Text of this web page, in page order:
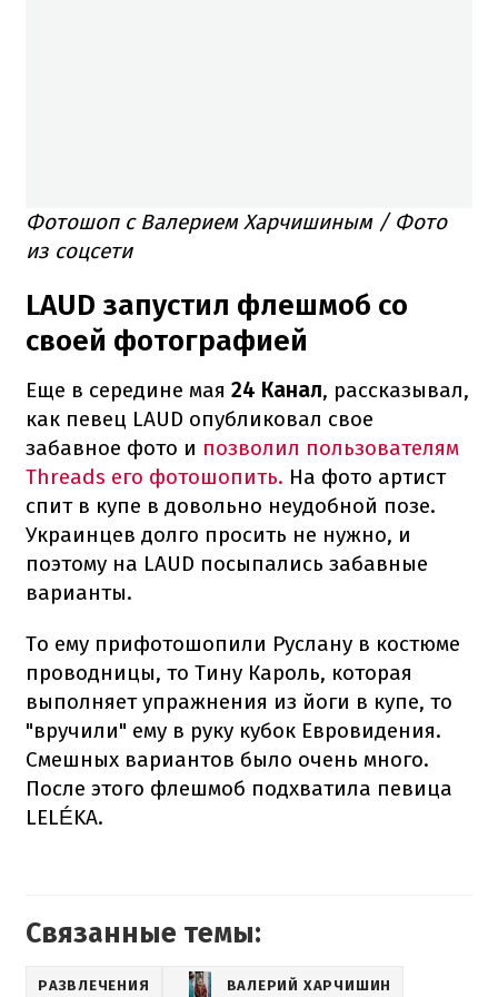
Фотошоп с Валерием Харчишиным / Фото
из соцсети
LAUD запустил флешмоб со
своей фотографией
Еще в середине мая 24 Канал, рассказывал,
как певец LAUD опубликовал свое
забавное фото и позволил пользователям
Threads его фотошопить. На фото артист
спит в купе в довольно неудобной позе.
Украинцев долго просить не нужно, и
поэтому на LAUD посыпались забавные
варианты.
То ему прифотошопили Руслану в костюме
проводницы, то Тину Кароль, которая
выполняет упражнения из йоги в купе, то
"вручили" ему в руку кубок Евровидения.
Смешных вариантов было очень много.
После этого флешмоб подхватила певица
LELÉKA.
Связанные темы:
РАЗВЛЕЧЕНИЯ ВАЛЕРИЙ ХАРЧИШИН